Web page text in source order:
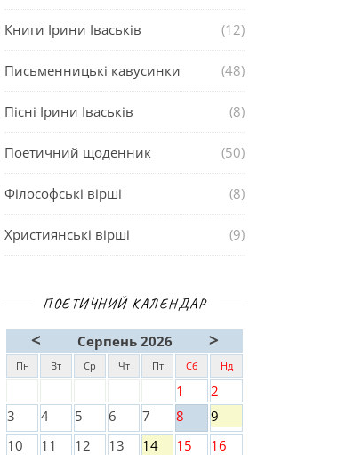
Книги Ірини Іваськів (12)
Письменницькі кавусинки (48)
Пісні Ірини Іваськів (8)
Поетичний щоденник (50)
Філософські вірші (8)
Християнські вірші (9)
ПОЕТИЧНИЙ КАЛЕНДАР
< Серпень 2026 >
Пн Вт Ср Чт Пт Сб Нд
1
2
3
4 5 6 7 8
9
10
11 12 13 14 15
16